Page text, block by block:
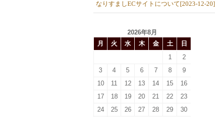
なりすましECサイトについて[2023-12-20]
2026年8月
月
火 水 木 金 土
日
1
2
3
4 5 6 7 8
9
10
11 12 13 14 15
16
17
18 19 20 21 22
23
24
25 26 27 28 29
30